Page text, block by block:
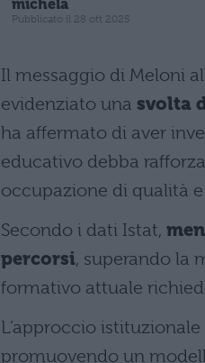
michela
Pubblicato il 28 ott 2025
Il messaggio di Meloni
evidenziato una svolta
ha affermato di aver
educativo debba
occupazione di qualità
Secondo i dati Istat,
percorsi, superando la
formativo attuale
L’approccio
promuovendo un